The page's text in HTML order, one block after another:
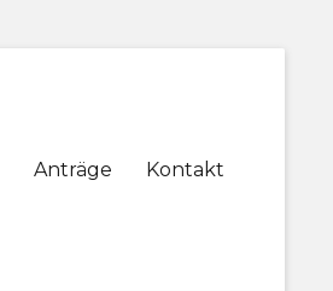
Anträge Kontakt